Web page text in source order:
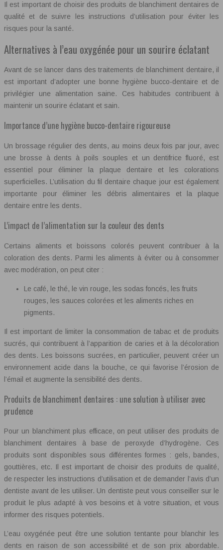
Il est important de choisir des produits de blanchiment dentaires de
qualité et de suivre les instructions d’utilisation pour éviter les
risques pour la santé.
Alternatives à l’eau oxygénée pour un sourire éclatant
Avant de se lancer dans des traitements de blanchiment dentaire, il
est important d’adopter une bonne hygiène bucco-dentaire et de
privilégier une alimentation saine. Ces habitudes contribuent à
maintenir un sourire éclatant et sain.
Importance d’une hygiène bucco-dentaire rigoureuse
Un brossage régulier des dents, au moins deux fois par jour, avec
une brosse à dents à poils souples et un dentifrice fluoré, est
essentiel pour éliminer la plaque dentaire et les colorations
superficielles. L’utilisation du fil dentaire chaque jour est également
importante pour éliminer les débris alimentaires et la plaque
dentaire entre les dents.
L’impact de l’alimentation sur la couleur des dents
Certains aliments et boissons colorés peuvent contribuer à la
coloration des dents. Parmi les aliments à éviter ou à consommer
avec modération, on peut citer :
Le café, le thé, le vin rouge, les sodas foncés, les fruits
rouges, les sauces colorées et les aliments riches en
pigments.
Il est important de limiter la consommation de tabac et de produits
sucrés, qui contribuent à l’apparition de caries et à la décoloration
des dents. Les boissons sucrées, en particulier, peuvent créer un
environnement acide dans la bouche, ce qui favorise l’érosion de
l’émail et augmente la sensibilité des dents.
Produits de blanchiment dentaires : une solution à utiliser avec
prudence
Pour un blanchiment plus efficace, on peut utiliser des produits de
blanchiment dentaires à base de peroxyde d’hydrogène. Ces
produits sont disponibles sous différentes formes : gels, bandes,
gouttières, etc. Il est important de choisir des produits de qualité,
de respecter les instructions d’utilisation et de demander l’avis d’un
dentiste avant de les utiliser. Un dentiste peut vous conseiller sur le
produit le plus adapté à vos besoins et à votre situation, et vous
informer des risques potentiels.
L’eau oxygénée peut être une solution tentante pour blanchir les
dents en raison de son accessibilité et de son prix abordable.